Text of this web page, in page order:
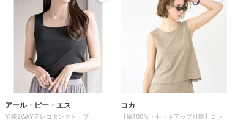
アール・ピー・エス
前後2WAYテレコタンクトップ
コカ
【綿100％・セットアップ可能】コッ